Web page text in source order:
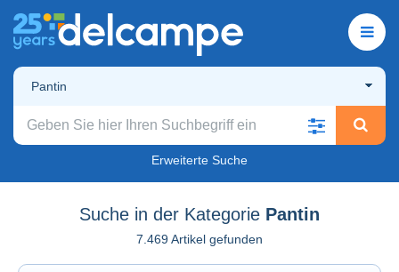
Pantin
Erweiterte Suche
Suche in der Kategorie Pantin
7.469 Artikel gefunden